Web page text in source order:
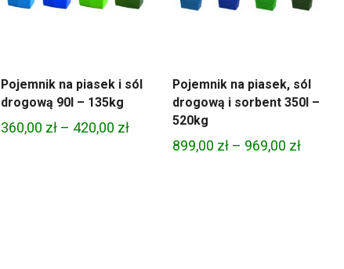
Pojemnik na piasek i sól
drogową 90l – 135kg
360,00 zł – 420,00 złZakres
Pojemnik na piasek, sól
drogową i sorbent 350l –
520kg
899,00 zł – 969,00 złZakres